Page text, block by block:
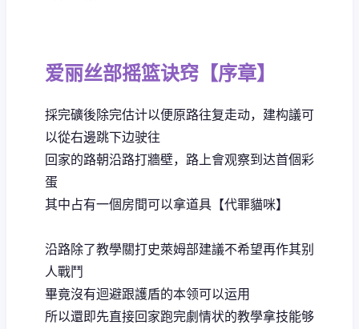
爱丽丝部摇篮诀窍【序章】
採完礦後除完估计以便原路往复走动，建构議可
以從右邊跳下边驶往
回家的路朝沿路打牆壁，路上會观察到达首個彩
蛋
其中占有一個房間可以拿道具【代罪貓咪】
沿路除了教學關打史萊姆部建議不希望再作其别
人戰鬥
畢竟沒有迴避跟護盾的本领可以运用
所以還即先直接回家跑完劇情状的教學拿技能够